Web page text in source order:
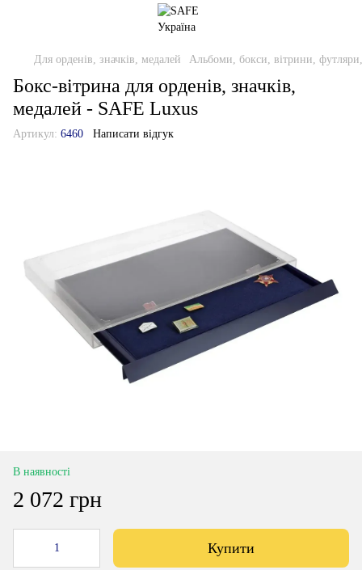
Для орденів, значків, медалей Альбоми, бокси, вітрини,
Бокс-вітрина для орденів, значків,
медалей - SAFE Luxus
Артикул: 6460 Написати відгук
В наявності
2 072 грн
Купити